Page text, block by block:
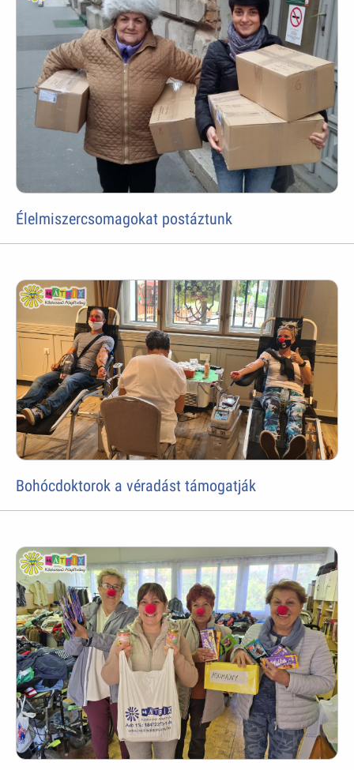
Élelmiszercsomagokat postáztunk
Bohócdoktorok a véradást támogatják